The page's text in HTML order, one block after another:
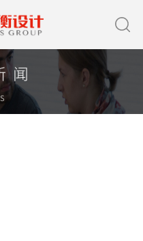
闻